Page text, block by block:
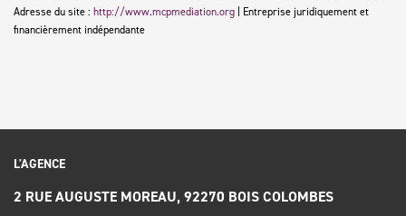
Adresse du site : http://www.mcpmediation.org
Entreprise juridiquement et
financièrement indépendante
L'AGENCE
2 RUE AUGUSTE MOREAU, 92270 BOIS COLOMBES